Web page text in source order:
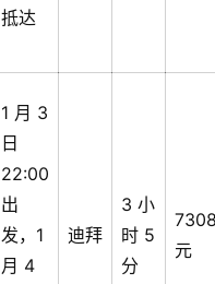
抵达
1 月 3
日
22:00
出
发，1
月 4
迪拜
3 小
时 5
分
元